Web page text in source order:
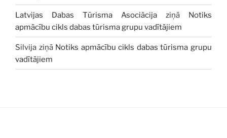
Latvijas Dabas Tūrisma Asociācija ziņā Notiks
apmācību cikls dabas tūrisma grupu vadītājiem
Silvija ziņā Notiks apmācību cikls dabas tūrisma grupu
vadītājiem